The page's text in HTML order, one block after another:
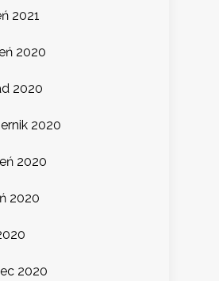
2021
2020
2020
2020
2020
2020
2020